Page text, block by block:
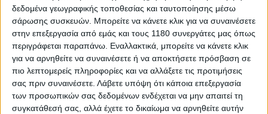
δεδομένα γεωγραφικής τοποθεσίας και ταυτοποίησης μέσω
σάρωσης συσκευών. Μπορείτε να κάνετε κλικ για να συναινέσετε
στην επεξεργασία από εμάς και τους 1180 συνεργάτες μας όπως
περιγράφεται παραπάνω. Εναλλακτικά, μπορείτε να κάνετε κλικ
για να αρνηθείτε να συναινέσετε ή να αποκτήσετε πρόσβαση σε
πιο λεπτομερείς πληροφορίες και να αλλάξετε τις προτιμήσεις
σας πριν συναινέσετε. Λάβετε υπόψη ότι κάποια επεξεργασία
των προσωπικών σας δεδομένων ενδέχεται να μην απαιτεί τη
συγκατάθεσή σας, αλλά έχετε το δικαίωμα να αρνηθείτε αυτήν
οποίο έχει και το CB1000 Hornet (!), ενώ πίσω έχουμε
ένα μονό αμορτισέρ με δυνατότητα προφόρτισης 5
σταδίων. Το μεταξόνιο βρίσκεται στα 1.410 χλστ. με το
ύψος της σέλας να βρίσκεται στα 785 χλστ. και το
βάρος να αγγίζει τα 188 κιλά.